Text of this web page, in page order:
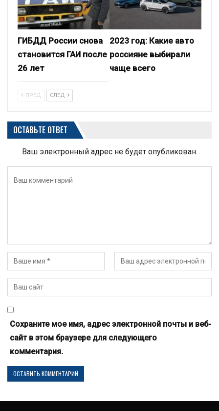
ГИБДД России снова
становится ГАИ после
26 лет
2023 год: Какие авто
россияне выбирали
чаще всего
ПРЕД СЛЕД
ОСТАВЬТЕ ОТВЕТ
Ваш электронный адрес не будет опубликован.
Сохраните мое имя, адрес электронной почты и веб-
сайт в этом браузере для следующего
комментария.